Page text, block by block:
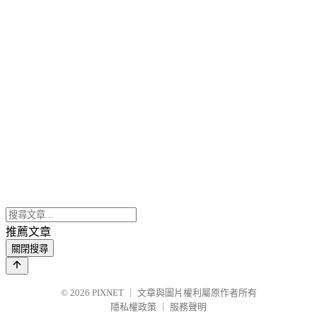
推薦文章
關閉搜尋
© 2026 PIXNET
文章與圖片權利屬原作者所有
隱私權政策
服務聲明